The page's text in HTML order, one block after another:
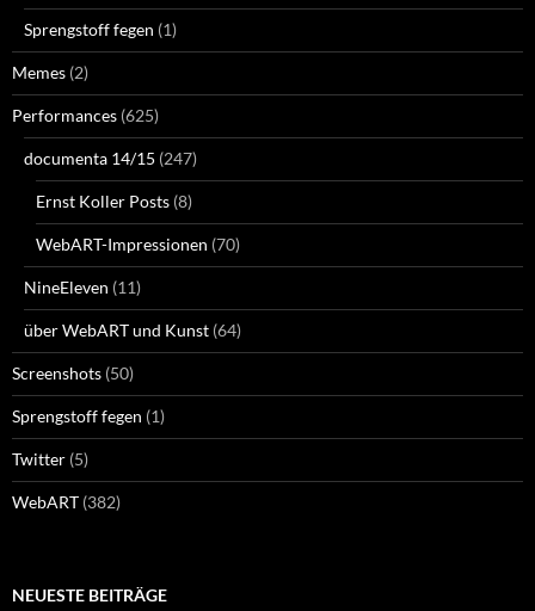
Sprengstoff fegen (1)
Memes (2)
Performances (625)
documenta 14/15 (247)
Ernst Koller Posts (8)
WebART-Impressionen (70)
NineEleven (11)
über WebART und Kunst (64)
Screenshots (50)
Sprengstoff fegen (1)
Twitter (5)
WebART (382)
NEUESTE BEITRÄGE